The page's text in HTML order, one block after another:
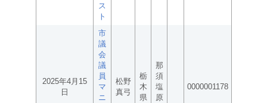
ス
ト
2025年4月15
日
市
議
会
議
員
マ
ニ
松野
真弓
栃
木
県
那
須
塩
原
0000001178